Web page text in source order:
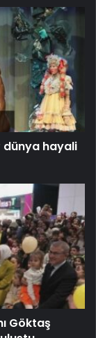
dünya hayali
Göktaş